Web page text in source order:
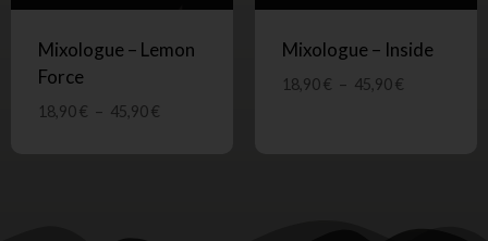
Mixologue – Lemon
Force
18,90€ – 45,90€
Mixologue – Inside
18,90€ – 45,90€